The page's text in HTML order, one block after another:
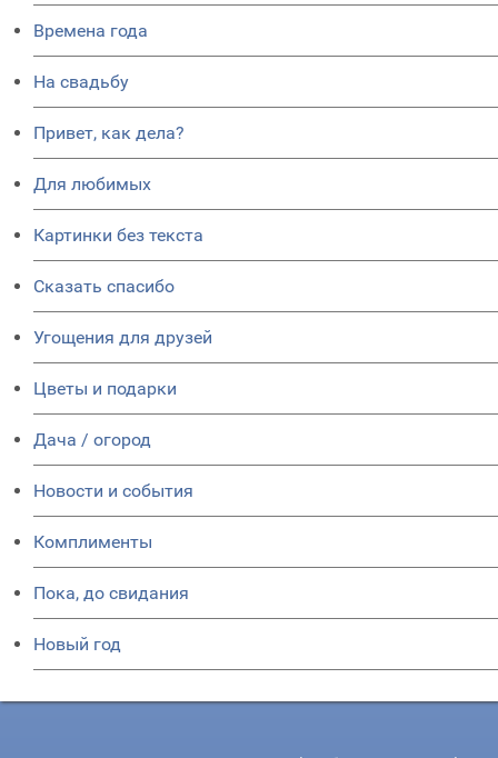
Времена года
На свадьбу
Привет, как дела?
Для любимых
Картинки без текста
Сказать спасибо
Угощения для друзей
Цветы и подарки
Дача / огород
Новости и события
Комплименты
Пока, до свидания
Новый год